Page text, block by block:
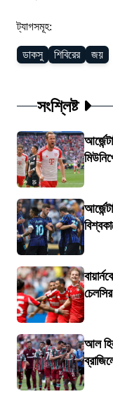
ট্যাগসমূহ:
ডাকসু শিবিরের জয়
সংশ্লিষ্ট
আল